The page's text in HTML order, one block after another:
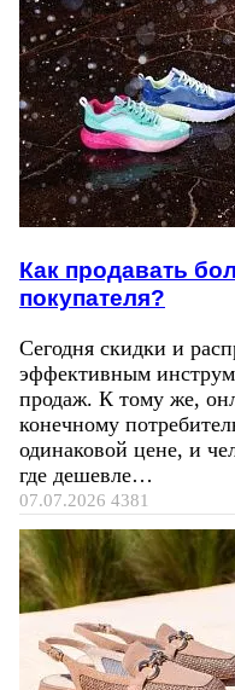
Как продавать
покупателя?
Сегодня скидки и
эффективным
продаж. К тому же,
конечному
одинаковой цене, и
где дешевле…
07.07.2026 4381